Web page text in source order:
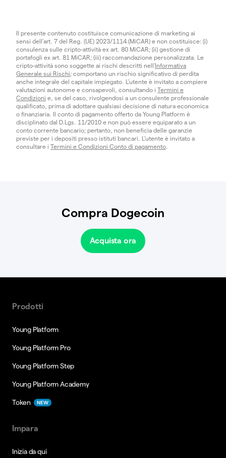
Il presente contenuto costituisce comunicazione di marketing ai
sensi dell'art. 7 del Reg. (UE) 2023/1114 (MiCAR) e non costituisce: (i)
consulenza sulle cripto-attività ex art. 80 MiCAR; (ii) gestione di
portafogli ex art. 81 MiCAR; (iii) raccomandazione personalizzata. Le
cripto-attività sono soggette ai rischi descritti nell'Informativa
Generale sui Rischi; comportano un rischio significativo di perdita
anche integrale del capitale impiegato. L’utente è invitato a compiere
valutazioni autonome e consapevoli, consultando i Termini e
Condizioni e, se del caso, rivolgendosi a un consulente professionale
qualificato, prima di adottare qualsiasi decisione di natura economica
o finanziaria. Il conto di pagamento offerto da Young Platform è
disciplinato dal D.Lgs. 11/2010 e non può essere equiparato a un
conto corrente bancario; pertanto, non beneficia delle garanzie
previste per i depositi presso istituti bancari. L’utente è invitato a
consultare i Termini e Condizioni Conto di pagamento.
Compra Dogecoin
Acquista ora
Prodotti
Young Platform
Young Platform Pro
Young Platform Step
Young Platform Academy
Token NEW
Impara
Inizia da qui